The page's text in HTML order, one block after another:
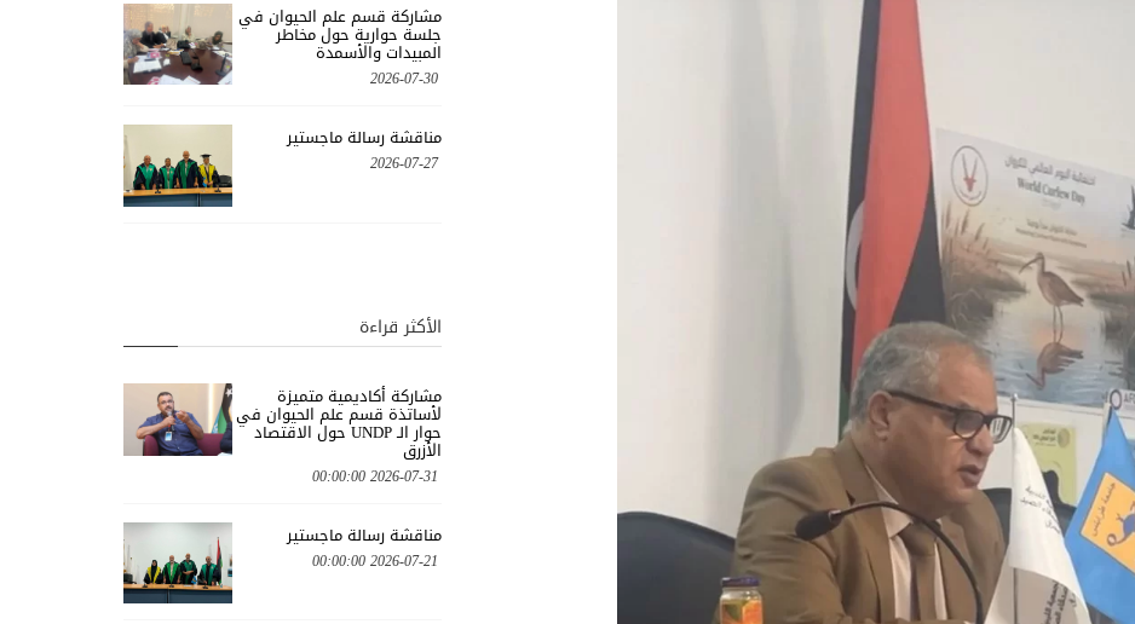
مشاركة قسم علم الحيوان في
جلسة حوارية حول مخاطر
المبيدات والأسمدة
2026-07-30
مناقشة رسالة ماجستير
2026-07-27
الأكثر قراءة
مشاركة أكاديمية متميزة
لأساتذة قسم علم الحيوان في
حوار الـ UNDP حول الاقتصاد
الأزرق
2026-07-31 00:00:00
مناقشة رسالة ماجستير
2026-07-21 00:00:00